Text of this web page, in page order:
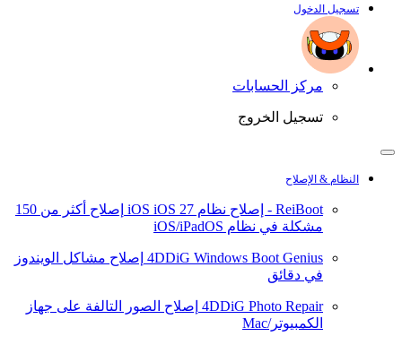
تسجيل الدخول
مركز الحسابات
تسجيل الخروج
النظام & الإصلاح
ReiBoot - إصلاح نظام iOS iOS 27
إصلاح أكثر من 150
مشكلة في نظام iOS/iPadOS
4DDiG Windows Boot Genius إصلاح مشاكل الويندوز
في دقائق
4DDiG Photo Repair إصلاح الصور التالفة على جهاز
الكمبيوتر/Mac